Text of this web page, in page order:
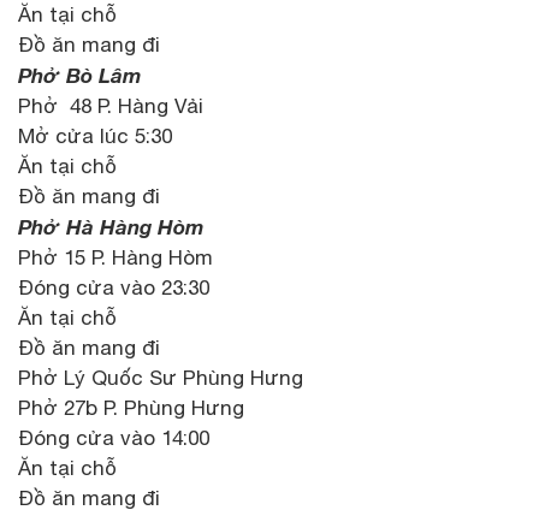
Ăn tại chỗ
Đồ ăn mang đi
Phở Bò Lâm
Phở 48 P. Hàng Vải
Mở cửa lúc 5:30
Ăn tại chỗ
Đồ ăn mang đi
Phở Hà Hàng Hòm
Phở 15 P. Hàng Hòm
Đóng cửa vào 23:30
Ăn tại chỗ
Đồ ăn mang đi
Phở Lý Quốc Sư Phùng Hưng
Phở 27b P. Phùng Hưng
Đóng cửa vào 14:00
Ăn tại chỗ
Đồ ăn mang đi